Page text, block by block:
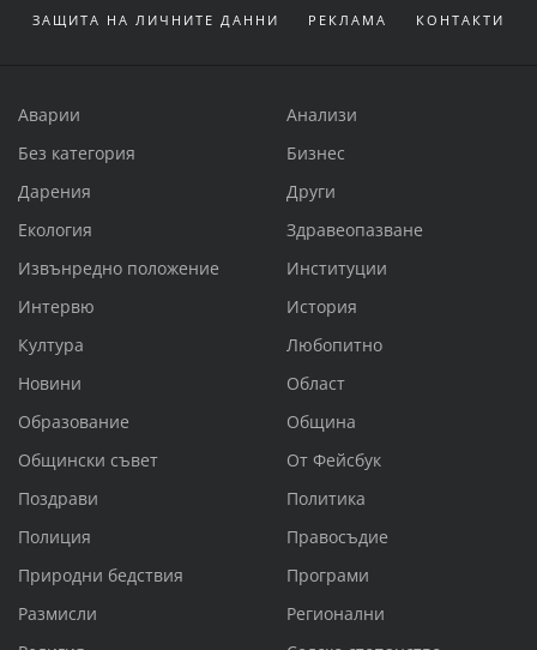
ЗАЩИТА НА ЛИЧНИТЕ ДАННИ РЕКЛАМА КОНТАКТИ
Аварии
Анализи
Без категория
Бизнес
Дарения
Други
Екология
Здравеопазване
Извънредно положение
Институции
Интервю
История
Култура
Любопитно
Новини
Област
Образование
Община
Общински съвет
От Фейсбук
Поздрави
Политика
Полиция
Правосъдие
Природни бедствия
Програми
Размисли
Регионални